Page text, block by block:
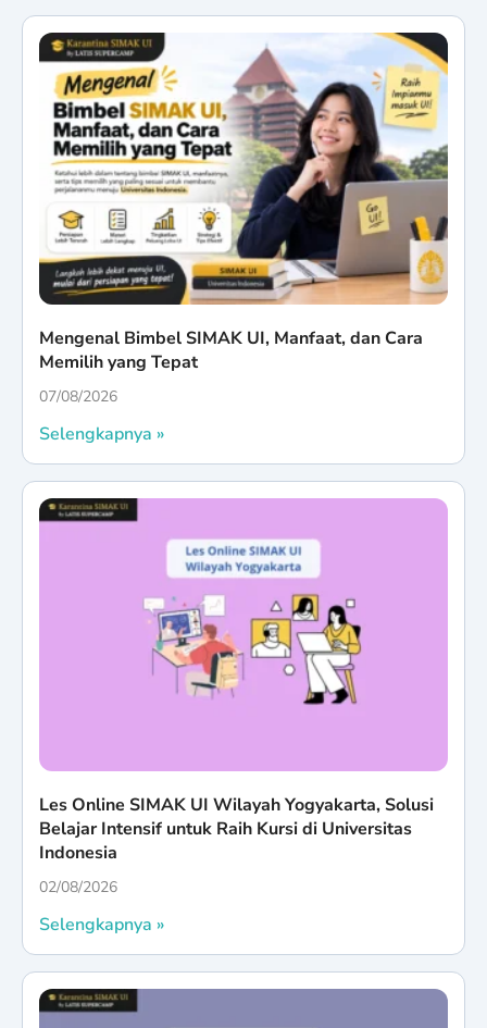
Mengenal Bimbel SIMAK UI, Manfaat, dan Cara
Memilih yang Tepat
07/08/2026
Selengkapnya »
Les Online SIMAK UI Wilayah Yogyakarta, Solusi
Belajar Intensif untuk Raih Kursi di Universitas
Indonesia
02/08/2026
Selengkapnya »